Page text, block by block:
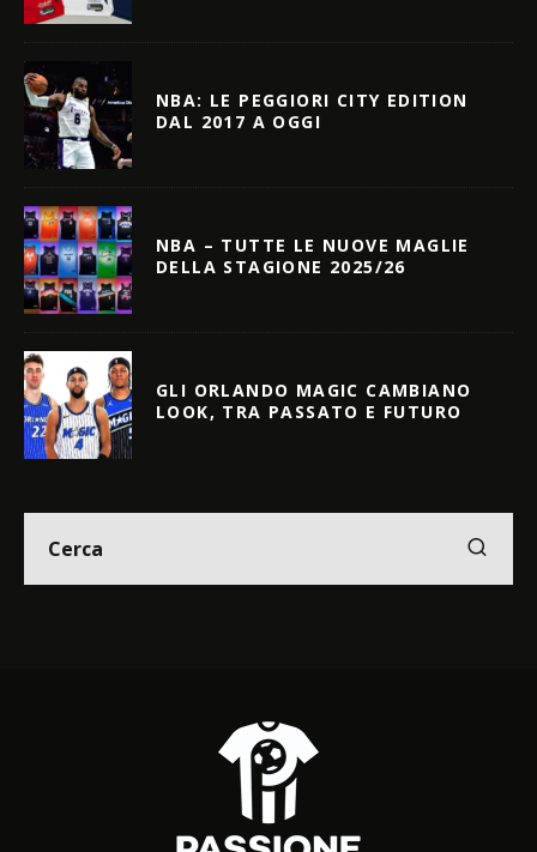
NBA: LE PEGGIORI CITY EDITION
DAL 2017 A OGGI
NBA – TUTTE LE NUOVE MAGLIE
DELLA STAGIONE 2025/26
GLI ORLANDO MAGIC CAMBIANO
LOOK, TRA PASSATO E FUTURO